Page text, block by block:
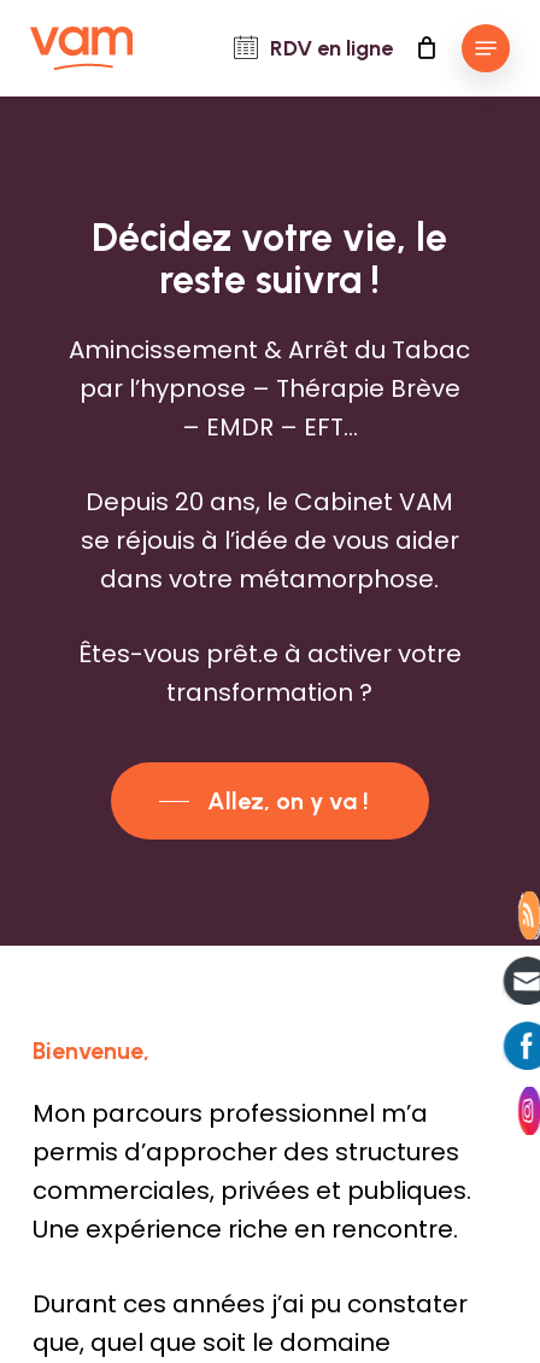
Skip
main
RDV en ligne
Menu
Décidez votre vie, le
reste suivra !
Amincissement & Arrêt du Tabac
par l’hypnose – Thérapie Brève
– EMDR – EFT…
Depuis 20 ans, le Cabinet VAM
se réjouis à l’idée de vous aider
dans votre métamorphose.
Êtes-vous prêt.e à activer votre
transformation ?
Allez, on y va !
Bienvenue,
Mon parcours professionnel m’a
permis d’approcher des structures
commerciales, privées et publiques.
Une expérience riche en rencontre.
Durant ces années j’ai pu constater
que, quel que soit le domaine